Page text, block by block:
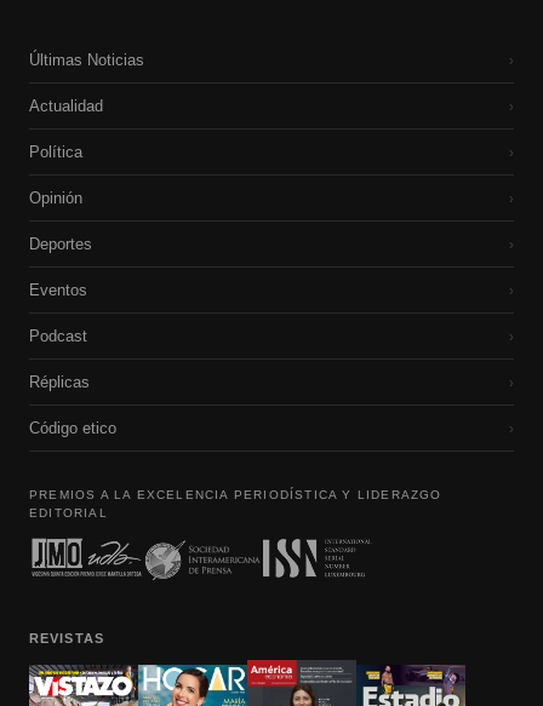
Últimas Noticias ›
Actualidad ›
Política ›
Opinión ›
Deportes ›
Eventos ›
Podcast ›
Réplicas ›
Código etico ›
PREMIOS A LA EXCELENCIA PERIODÍSTICA Y LIDERAZGO
EDITORIAL
REVISTAS